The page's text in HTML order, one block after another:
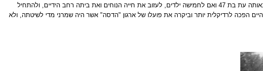
בתחילת שנות ה- 30 הגיעה זמנה של החלטה יוצאת דופן נוספת בחייה של לינדהיים. בעלה, נורווין, מת בעקבות מחלה. לאחר מותו החליטה לינדהיים, באותה עת בת 47 ואם לחמישה ילדים, לעזוב את חייה הנוחים ואת ביתה רחב הידיים, ולהתחיל
הפכה לרדיקלית יותר וביקרה את פועלו של ארגון "הדסה" אשר היה שמרני מדי לשיטתה, ולא